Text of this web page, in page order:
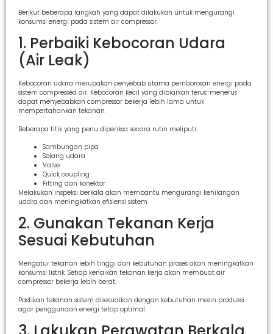
Berikut beberapa langkah yang dapat dilakukan untuk mengurangi
konsumsi energi pada sistem air compressor.
1. Perbaiki Kebocoran Udara
(Air Leak)
Kebocoran udara merupakan penyebab utama pemborosan energi pada
sistem compressed air. Kebocoran kecil yang dibiarkan terus-menerus
dapat menyebabkan compressor bekerja lebih lama untuk
mempertahankan tekanan.
Beberapa titik yang perlu diperiksa secara rutin meliputi:
Sambungan pipa
Selang udara
Valve
Quick coupling
Fitting dan konektor
Melakukan inspeksi berkala akan membantu mengurangi kehilangan
udara dan meningkatkan efisiensi sistem.
2. Gunakan Tekanan Kerja
Sesuai Kebutuhan
Mengatur tekanan lebih tinggi dari kebutuhan proses akan meningkatkan
konsumsi listrik. Setiap kenaikan tekanan kerja akan membuat air
compressor bekerja lebih berat.
Pastikan tekanan sistem disesuaikan dengan kebutuhan mesin produksi
agar penggunaan energi tetap optimal.